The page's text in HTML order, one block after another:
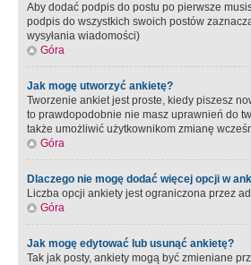
Aby dodać podpis do postu po pierwsze
podpis do wszystkich swoich postów
wysyłania wiadomości)
Góra
Jak mogę utworzyć ankietę?
Tworzenie ankiet jest proste, kiedy piszesz
to prawdopodobnie nie masz uprawnień do
także umożliwić użytkownikom zmianę
Góra
Dlaczego nie mogę dodać więcej opcji w
Liczba opcji ankiety jest ograniczona przez
Góra
Jak mogę edytować lub usunąć ankietę?
Tak jak posty, ankiety mogą być zmieniane